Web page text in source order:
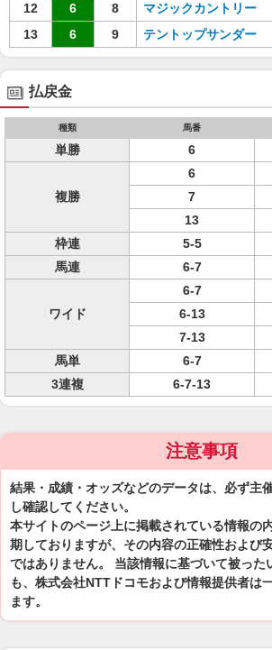
12
6 8 マジックカントリー
13
6 9 テントップサンダー
払戻金
種類 馬番
単勝 6
複勝
6
7
13
枠連
5-5
馬連
6-7
ワイド
6-7
6-13
7-13
馬単
6-7
3連複
6-7-13
注意事項
結果・成績・オッズなどのデータは、必ず主
し確認してください。
本サイトのページ上に掲載されている情報の
期しておりますが、その内容の正確性および
ではありません。 当該情報に基づいて被った
も、株式会社NTTドコモおよび情報提供者は
ます。